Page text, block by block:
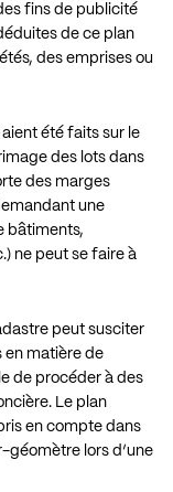
fins de publicité
de ce plan
des emprises ou
été faits sur le
des lots dans
des marges
une
bâtiments,
ne peut se faire à
peut susciter
en matière de
de procéder à des
Le plan
en compte dans
géomètre lors d’une